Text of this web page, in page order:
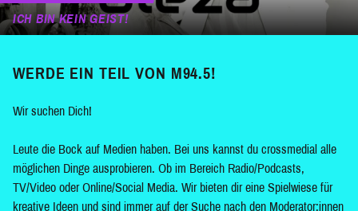
ICH BIN KEIN GEIST!
WERDE EIN TEIL VON M94.5!
Wir suchen Dich!
Leute die Bock auf Medien haben. Bei uns kannst du crossmedial alle
möglichen Dinge ausprobieren. Ob im Bereich Radio/Podcasts,
TV/Video oder Online/Social Media. Wir bieten dir eine Spielwiese für
kreative Ideen und sind immer auf der Suche nach den Moderator:innen